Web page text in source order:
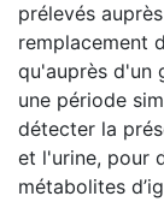
prélevés
remplacement
qu'auprès d'un
une période
détecter la
et l'urine, pour
métabolites